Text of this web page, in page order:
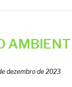
dezembro de 2023